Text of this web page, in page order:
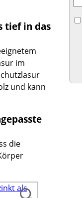
tief in das
im
und kann
die